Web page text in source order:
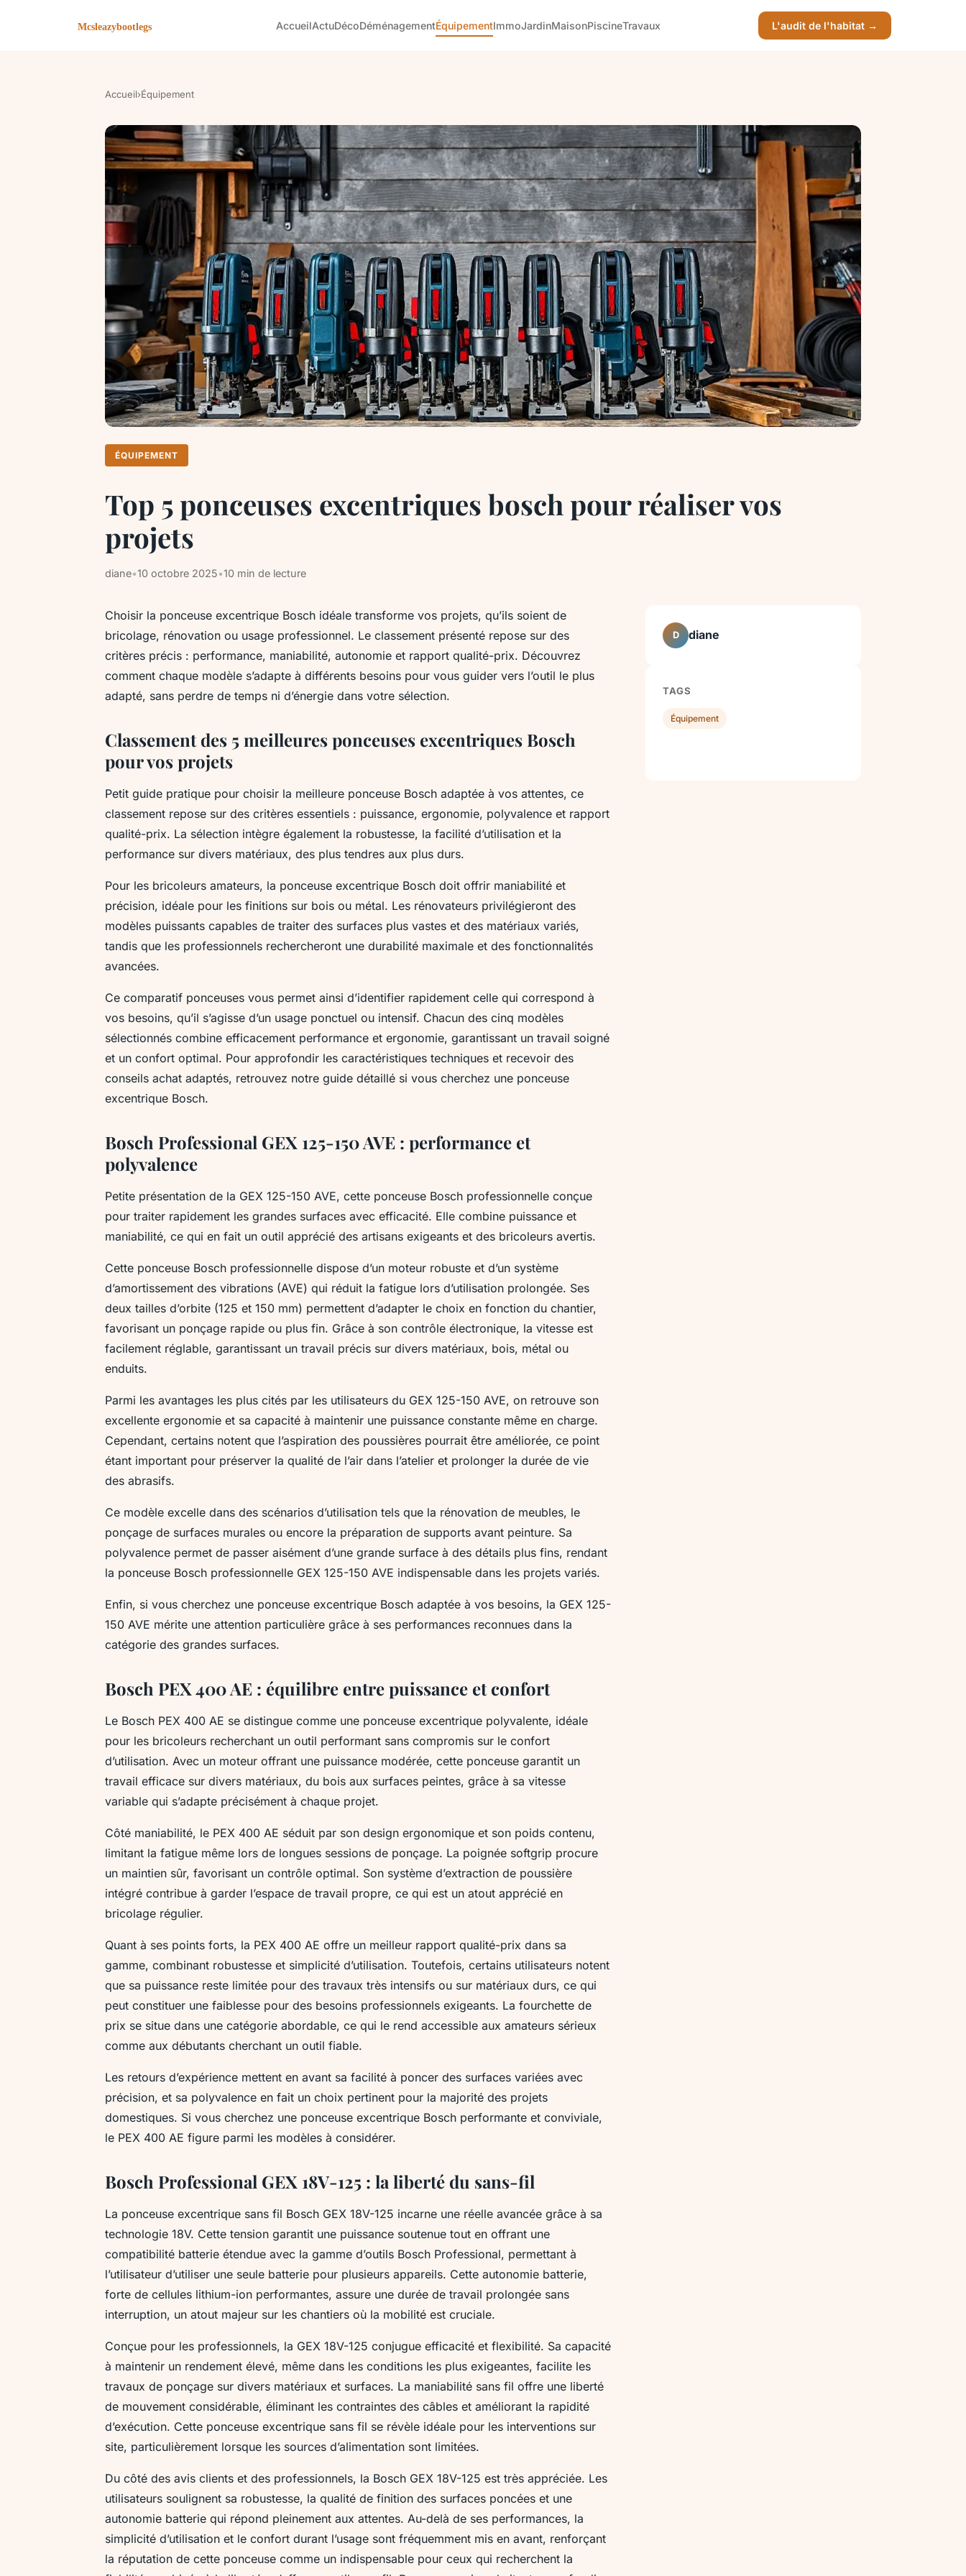
AccueilActuDécoDéménagementÉquipementImmoJardinMaisonPiscineTravaux L'audit de l'habitat →
Accueil›Équipement
ÉQUIPEMENT
Top 5 ponceuses excentriques bosch pour réaliser vos
projets
diane•10 octobre 2025•10 min de lecture
Choisir la ponceuse excentrique Bosch idéale transforme vos projets, qu’ils soient de
bricolage, rénovation ou usage professionnel. Le classement présenté repose sur des
critères précis : performance, maniabilité, autonomie et rapport qualité-prix. Découvrez
comment chaque modèle s’adapte à différents besoins pour vous guider vers l’outil le plus
adapté, sans perdre de temps ni d’énergie dans votre sélection.
Classement des 5 meilleures ponceuses excentriques Bosch
pour vos projets
Petit guide pratique pour choisir la meilleure ponceuse Bosch adaptée à vos attentes, ce
classement repose sur des critères essentiels : puissance, ergonomie, polyvalence et rapport
qualité-prix. La sélection intègre également la robustesse, la facilité d’utilisation et la
performance sur divers matériaux, des plus tendres aux plus durs.
Pour les bricoleurs amateurs, la ponceuse excentrique Bosch doit offrir maniabilité et
précision, idéale pour les finitions sur bois ou métal. Les rénovateurs privilégieront des
modèles puissants capables de traiter des surfaces plus vastes et des matériaux variés,
tandis que les professionnels rechercheront une durabilité maximale et des fonctionnalités
avancées.
Ce comparatif ponceuses vous permet ainsi d’identifier rapidement celle qui correspond à
vos besoins, qu’il s’agisse d’un usage ponctuel ou intensif. Chacun des cinq modèles
sélectionnés combine efficacement performance et ergonomie, garantissant un travail soigné
et un confort optimal. Pour approfondir les caractéristiques techniques et recevoir des
conseils achat adaptés, retrouvez notre guide détaillé si vous cherchez une ponceuse
excentrique Bosch.
Bosch Professional GEX 125-150 AVE : performance et
polyvalence
Petite présentation de la GEX 125-150 AVE, cette ponceuse Bosch professionnelle conçue
pour traiter rapidement les grandes surfaces avec efficacité. Elle combine puissance et
maniabilité, ce qui en fait un outil apprécié des artisans exigeants et des bricoleurs avertis.
Cette ponceuse Bosch professionnelle dispose d’un moteur robuste et d’un système
d’amortissement des vibrations (AVE) qui réduit la fatigue lors d’utilisation prolongée. Ses
deux tailles d’orbite (125 et 150 mm) permettent d’adapter le choix en fonction du chantier,
favorisant un ponçage rapide ou plus fin. Grâce à son contrôle électronique, la vitesse est
facilement réglable, garantissant un travail précis sur divers matériaux, bois, métal ou
enduits.
Parmi les avantages les plus cités par les utilisateurs du GEX 125-150 AVE, on retrouve son
excellente ergonomie et sa capacité à maintenir une puissance constante même en charge.
Cependant, certains notent que l’aspiration des poussières pourrait être améliorée, ce point
étant important pour préserver la qualité de l’air dans l’atelier et prolonger la durée de vie
des abrasifs.
Ce modèle excelle dans des scénarios d’utilisation tels que la rénovation de meubles, le
ponçage de surfaces murales ou encore la préparation de supports avant peinture. Sa
polyvalence permet de passer aisément d’une grande surface à des détails plus fins, rendant
la ponceuse Bosch professionnelle GEX 125-150 AVE indispensable dans les projets variés.
Enfin, si vous cherchez une ponceuse excentrique Bosch adaptée à vos besoins, la GEX 125-
150 AVE mérite une attention particulière grâce à ses performances reconnues dans la
catégorie des grandes surfaces.
Bosch PEX 400 AE : équilibre entre puissance et confort
Le Bosch PEX 400 AE se distingue comme une ponceuse excentrique polyvalente, idéale
pour les bricoleurs recherchant un outil performant sans compromis sur le confort
d’utilisation. Avec un moteur offrant une puissance modérée, cette ponceuse garantit un
travail efficace sur divers matériaux, du bois aux surfaces peintes, grâce à sa vitesse
variable qui s’adapte précisément à chaque projet.
Côté maniabilité, le PEX 400 AE séduit par son design ergonomique et son poids contenu,
limitant la fatigue même lors de longues sessions de ponçage. La poignée softgrip procure
un maintien sûr, favorisant un contrôle optimal. Son système d’extraction de poussière
intégré contribue à garder l’espace de travail propre, ce qui est un atout apprécié en
bricolage régulier.
Quant à ses points forts, la PEX 400 AE offre un meilleur rapport qualité-prix dans sa
gamme, combinant robustesse et simplicité d’utilisation. Toutefois, certains utilisateurs notent
que sa puissance reste limitée pour des travaux très intensifs ou sur matériaux durs, ce qui
peut constituer une faiblesse pour des besoins professionnels exigeants. La fourchette de
prix se situe dans une catégorie abordable, ce qui le rend accessible aux amateurs sérieux
comme aux débutants cherchant un outil fiable.
Les retours d’expérience mettent en avant sa facilité à poncer des surfaces variées avec
précision, et sa polyvalence en fait un choix pertinent pour la majorité des projets
domestiques. Si vous cherchez une ponceuse excentrique Bosch performante et conviviale,
le PEX 400 AE figure parmi les modèles à considérer.
Bosch Professional GEX 18V-125 : la liberté du sans-fil
La ponceuse excentrique sans fil Bosch GEX 18V-125 incarne une réelle avancée grâce à sa
technologie 18V. Cette tension garantit une puissance soutenue tout en offrant une
compatibilité batterie étendue avec la gamme d’outils Bosch Professional, permettant à
l’utilisateur d’utiliser une seule batterie pour plusieurs appareils. Cette autonomie batterie,
forte de cellules lithium-ion performantes, assure une durée de travail prolongée sans
interruption, un atout majeur sur les chantiers où la mobilité est cruciale.
Conçue pour les professionnels, la GEX 18V-125 conjugue efficacité et flexibilité. Sa capacité
à maintenir un rendement élevé, même dans les conditions les plus exigeantes, facilite les
travaux de ponçage sur divers matériaux et surfaces. La maniabilité sans fil offre une liberté
de mouvement considérable, éliminant les contraintes des câbles et améliorant la rapidité
d’exécution. Cette ponceuse excentrique sans fil se révèle idéale pour les interventions sur
site, particulièrement lorsque les sources d’alimentation sont limitées.
Du côté des avis clients et des professionnels, la Bosch GEX 18V-125 est très appréciée. Les
utilisateurs soulignent sa robustesse, la qualité de finition des surfaces poncées et une
autonomie batterie qui répond pleinement aux attentes. Au-delà de ses performances, la
simplicité d’utilisation et le confort durant l’usage sont fréquemment mis en avant, renforçant
la réputation de cette ponceuse comme un indispensable pour ceux qui recherchent la
D diane
TAGS
Équipement